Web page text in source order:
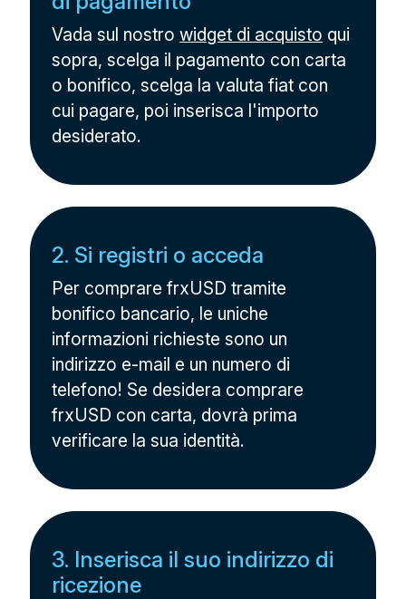
Vada sul nostrowidget di acquisto qui
sopra, scelga il pagamento con carta
o bonifico, scelga la valuta fiat con
cui pagare, poi inserisca l'importo
desiderato.
2. Si registri o acceda
Per comprare frxUSD tramite
bonifico bancario, le uniche
informazioni richieste sono un
indirizzo e-mail e un numero di
telefono! Se desidera comprare
frxUSD con carta, dovrà prima
verificare la sua identità.
3. Inserisca il suo indirizzo di
ricezione